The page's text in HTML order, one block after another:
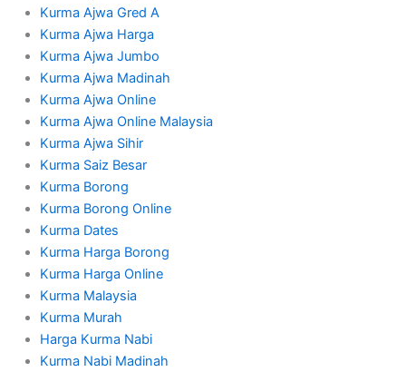
Kurma Ajwa Gred A
Kurma Ajwa Harga
Kurma Ajwa Jumbo
Kurma Ajwa Madinah
Kurma Ajwa Online
Kurma Ajwa Online Malaysia
Kurma Ajwa Sihir
Kurma Saiz Besar
Kurma Borong
Kurma Borong Online
Kurma Dates
Kurma Harga Borong
Kurma Harga Online
Kurma Malaysia
Kurma Murah
Harga Kurma Nabi
Kurma Nabi Madinah